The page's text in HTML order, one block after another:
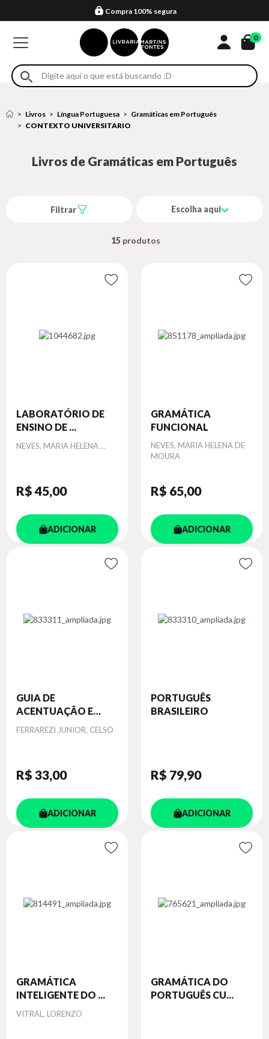
Formas de entrega
Compra 100% segura
Em até 4x sem juros no cartão*
Retire na loja
Eventos
0
Livros Língua Portuguesa
Gramáticas em Português
CONTEXTO UNIVERSITARIO
Livros de Gramáticas em Português
Filtrar Escolha aqui
15
LABORATÓRIO DE
ENSINO DE ...
Autor
NEVES, MARIA HELENA ...
R$ 45,00
ADICIONAR
GRAMÁTICA
FUNCIONAL
Autor
NEVES, MARIA HELENA DE
MOURA
R$ 65,00
ADICIONAR
GUIA DE
ACENTUAÇÃO E
PONT...
Autor
FERRAREZI JUNIOR, CELSO
R$ 33,00
ADICIONAR
PORTUGUÊS
BRASILEIRO
R$ 79,90
ADICIONAR
GRAMÁTICA
INTELIGENTE DO ...
Autor
VITRAL, LORENZO
GRAMÁTICA DO
PORTUGUÊS CU...